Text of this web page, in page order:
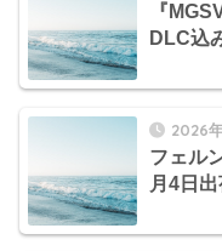
『
DLC込
2026
フェル
月4日